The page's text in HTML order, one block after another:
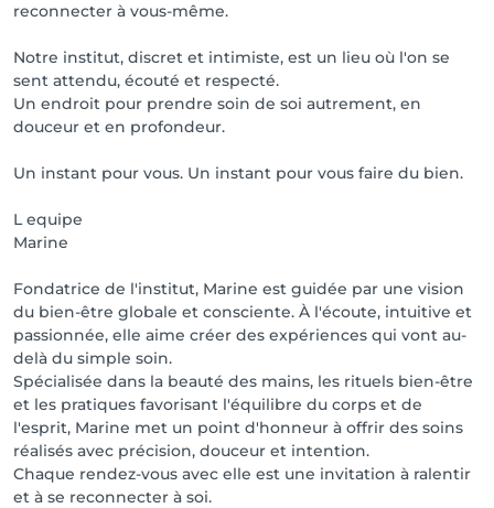
reconnecter à vous-même.
Notre institut, discret et intimiste, est un lieu où l'on se
sent attendu, écouté et respecté.
Un endroit pour prendre soin de soi autrement, en
douceur et en profondeur.
Un instant pour vous. Un instant pour vous faire du bien.
L equipe
Marine
Fondatrice de l'institut, Marine est guidée par une vision
du bien-être globale et consciente. À l'écoute, intuitive et
passionnée, elle aime créer des expériences qui vont au-
delà du simple soin.
Spécialisée dans la beauté des mains, les rituels bien-être
et les pratiques favorisant l'équilibre du corps et de
l'esprit, Marine met un point d'honneur à offrir des soins
réalisés avec précision, douceur et intention.
Chaque rendez-vous avec elle est une invitation à ralentir
et à se reconnecter à soi.